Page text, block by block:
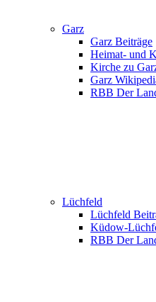
Garz
Garz Beiträge
Heimat- und
Kirche zu
Garz
RBB Der
Lüchfeld
Lüchfeld
Küdow-
RBB Der